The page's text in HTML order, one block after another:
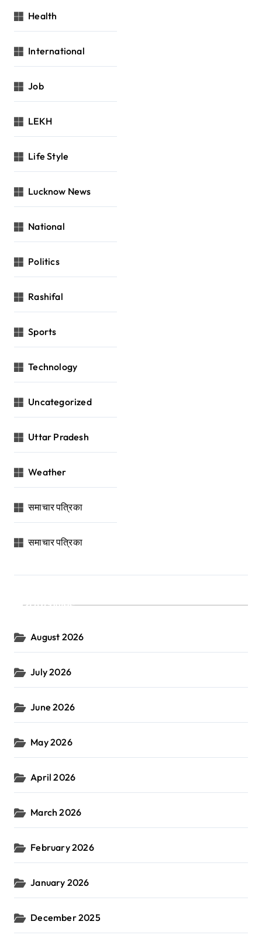
Health
International
Job
LEKH
Life Style
Lucknow News
National
Politics
Rashifal
Sports
Technology
Uncategorized
Uttar Pradesh
Weather
समाचार पत्रिका
समाचार पत्रिका
Archives
August 2026
July 2026
June 2026
May 2026
April 2026
March 2026
February 2026
January 2026
December 2025